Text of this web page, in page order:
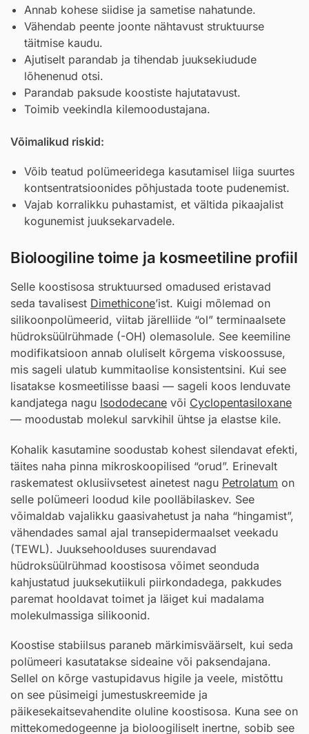
Annab kohese siidise ja sametise nahatunde.
Vähendab peente joonte nähtavust struktuurse
täitmise kaudu.
Ajutiselt parandab ja tihendab juuksekiudude
lõhenenud otsi.
Parandab paksude koostiste hajutatavust.
Toimib veekindla kilemoodustajana.
Võimalikud riskid:
Võib teatud polümeeridega kasutamisel liiga suurtes
kontsentratsioonides põhjustada toote pudenemist.
Vajab korralikku puhastamist, et vältida pikaajalist
kogunemist juuksekarvadele.
Bioloogiline toime ja kosmeetiline profiil
Selle koostisosa struktuursed omadused eristavad
seda tavalisest Dimethicone’ist. Kuigi mõlemad on
silikoonpolümeerid, viitab järelliide “ol” terminaalsete
hüdroksüülrühmade (-OH) olemasolule. See keemiline
modifikatsioon annab oluliselt kõrgema viskoossuse,
mis sageli ulatub kummitaolise konsistentsini. Kui see
lisatakse kosmeetilisse baasi — sageli koos lenduvate
kandjatega nagu Isododecane või Cyclopentasiloxane
— moodustab molekul sarvkihil ühtse ja elastse kile.
Kohalik kasutamine soodustab kohest silendavat efekti,
täites naha pinna mikroskoopilised “orud”. Erinevalt
raskematest oklusiivsetest ainetest nagu Petrolatum on
selle polümeeri loodud kile poolläbilaskev. See
võimaldab vajalikku gaasivahetust ja naha “hingamist”,
vähendades samal ajal transepidermaalset veekadu
(TEWL). Juuksehoolduses suurendavad
hüdroksüülrühmad koostisosa võimet seonduda
kahjustatud juuksekutiikuli piirkondadega, pakkudes
paremat hooldavat toimet ja läiget kui madalama
molekulmassiga silikoonid.
Koostise stabiilsus paraneb märkimisväärselt, kui seda
polümeeri kasutatakse sideaine või paksendajana.
Sellel on kõrge vastupidavus higile ja veele, mistõttu
on see püsimeigi jumestuskreemide ja
päikesekaitsevahendite oluline koostisosa. Kuna see on
mittekomedogeenne ja bioloogiliselt inertne, sobib see